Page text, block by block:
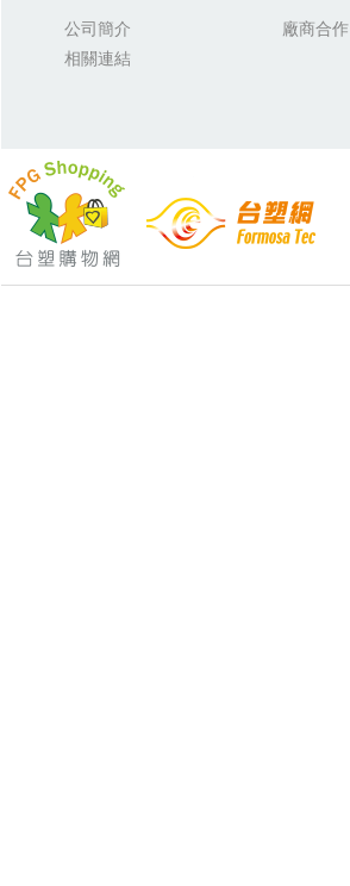
公司簡介
相關連結
廠商合作